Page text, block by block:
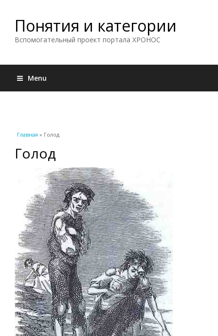
Понятия и категории
Вспомогательный проект портала ХРОНОС
Menu
Вы здесь
Главная » Голод
Голод